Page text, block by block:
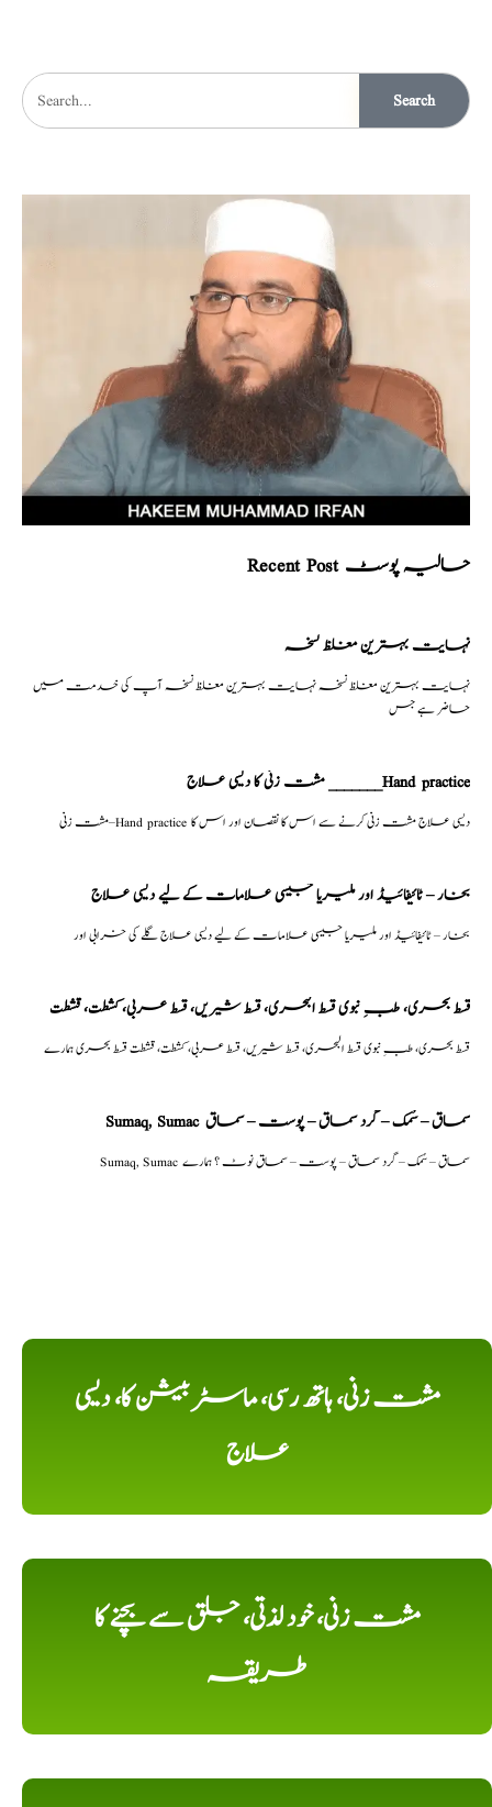
Search
Recent Post حالیہ پوسٹ
نہایت بہترین مغلظ نسخہ
نہایت بہترین مغلظ نسخہ نہایت بہترین مغلظ نسخہ آپ کی خدمت میں
حاضر ہے جس
مشت زنی کا دیسی علاج _______Hand practice
مشت زنی–Hand practice دیسی علاج مشت زنی کرنے سے اس کا نقصان اور اس کا
بخار – ٹائیفائیڈ اور ملیریا جیسی علامات کے لیے دیسی علاج
بخار – ٹائیفائیڈ اور ملیریا جیسی علامات کے لیے دیسی علاج گلے کی خرابی اور
قسط بحری، طبِ نبوی قسط البحری، قسط شیریں، قسط عربی، كشطت، قشطت
قسط بحری، طبِ نبوی قسط البحری، قسط شیریں، قسط عربی، كشطت، قشطت قسط بحری ہمارے
Sumaq, Sumac سماق – سُمک – گرد سماق – پوست – سماق
Sumaq, Sumac سماق – سُمک – گرد سماق – پوست – سماق نوٹ ؟ ہمارے
مشت زنی، ہاتھ رسی، ماسٹر بیشن کا، دیسی
علاج
مشت زنی، خود لذتی، جلق سے بچنے کا
طریقہ